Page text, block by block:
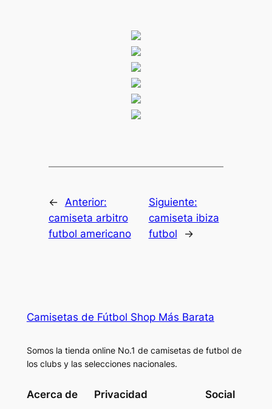
← Anterior:
camiseta arbitro
futbol americano
Siguiente:
camiseta ibiza
futbol
→
Camisetas de Fútbol Shop Más Barata
Somos la tienda online No.1 de camisetas de futbol de
los clubs y las selecciones nacionales.
Acerca de Privacidad Social